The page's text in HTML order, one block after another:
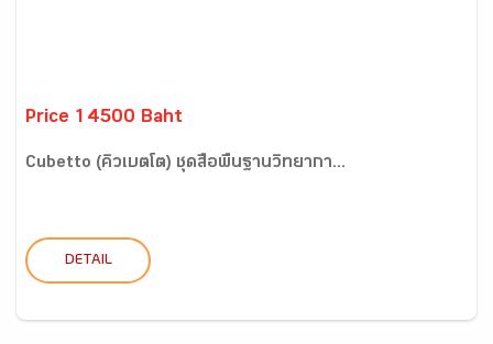
Price 14500 Baht
Cubetto (คิวเบตโต) ชุดสื่อพื้นฐานวิทยากา...
DETAIL